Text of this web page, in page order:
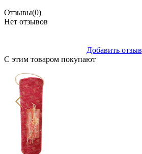
Отзывы(0)
Нет отзывов
Добавить отзыв
С этим товаром покупают